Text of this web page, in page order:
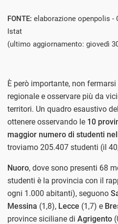
FONTE: elaborazione openpolis -
Istat
(ultimo aggiornamento: giovedì
È però importante, non
regionale e osservare più da
territori. Un quadro esaustivo
ottenere osservando le 10
maggior numero di studenti
troviamo 205.407 studenti (il
Nuoro, dove sono presenti 68
studenti è la provincia con il
ogni 1.000 abitanti), seguono
Messina (1,8), Lecce (1,7) e
province siciliane di Agrigento